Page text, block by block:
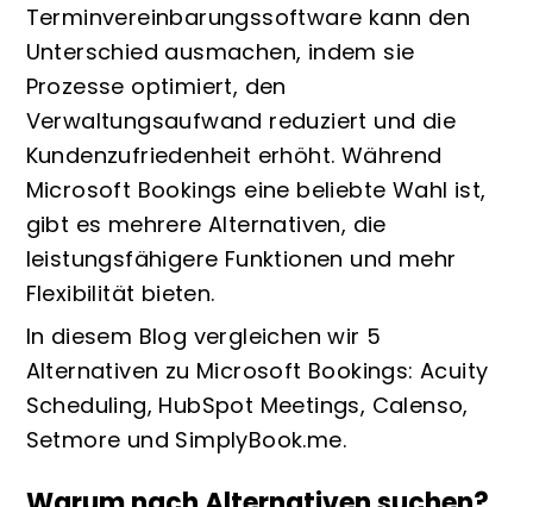
Terminvereinbarungssoftware kann den
Unterschied ausmachen, indem sie
Prozesse optimiert, den
Verwaltungsaufwand reduziert und die
Kundenzufriedenheit erhöht. Während
Microsoft Bookings eine beliebte Wahl ist,
gibt es mehrere Alternativen, die
leistungsfähigere Funktionen und mehr
Flexibilität bieten.
In diesem Blog vergleichen wir 5
Alternativen zu Microsoft Bookings: Acuity
Scheduling, HubSpot Meetings, Calenso,
Setmore und SimplyBook.me.